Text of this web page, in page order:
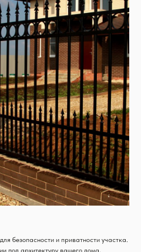
безопасности и приватности участка.